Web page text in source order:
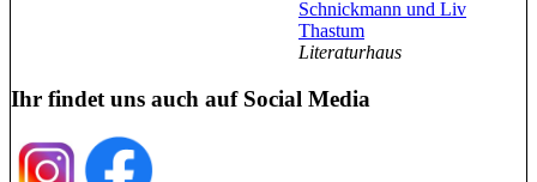
Schnickmann und Liv
Thastum
Literaturhaus
Ihr findet uns auch auf Social Media